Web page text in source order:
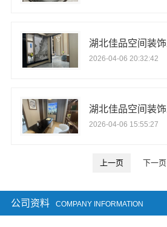
公司资料 COMPANY INFORMATION
2026-04-06 20:32:42
2026-04-06 15:55:27
上一页 下一页